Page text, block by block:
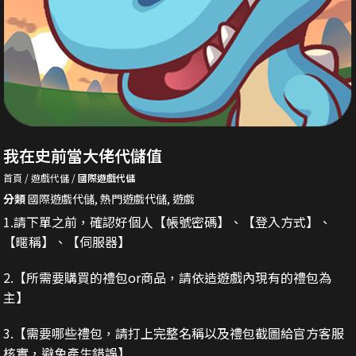
我在史前當大佬代儲值
首頁 遊戲代儲 國際遊戲代儲
分類國際遊戲代儲, 熱門遊戲代儲, 遊戲
1.請下單之前，確認好個人【帳號密碼】、【登入方式】、
【暱稱】、【伺服器】
2. 【所需要購買的禮包or商品，請依造遊戲內現有的禮包為
主】
3. 【需要哪些禮包，請打上完整名稱以及禮包截圖給官方客服